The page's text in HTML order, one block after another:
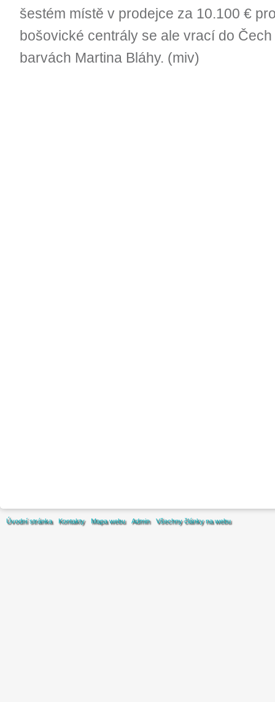
šestém místě v prodejce za 10.100 €
bošovické centrály se ale vrací do
barvách Martina Bláhy. (miv)
Úvodní stránka Kontakty Mapa webu Admin Všechny články na webu